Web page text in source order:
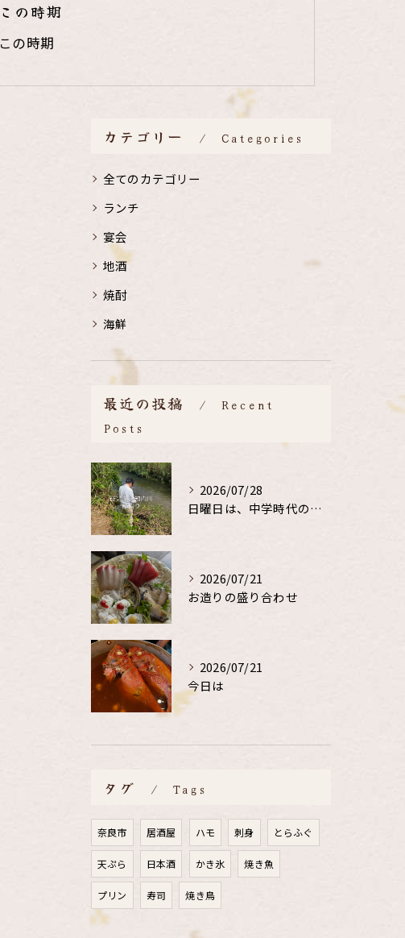
この時期
この時期
カテゴリー Categories
全てのカテゴリー
ランチ
宴会
地酒
焼酎
海鮮
最近の投稿
Recent
Posts
2026/07/28
日曜日は、中学時代の、同級生と鮎釣り
2026/07/21
お造りの盛り合わせ
2026/07/21
今日は
タグ Tags
奈良市 居酒屋 ハモ 刺身 とらふぐ
天ぷら 日本酒 かき氷 焼き魚
プリン 寿司 焼き鳥